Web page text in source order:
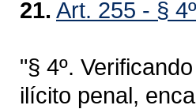
21. Art. 255 - § 4º
"§ 4º.
ilícito penal,